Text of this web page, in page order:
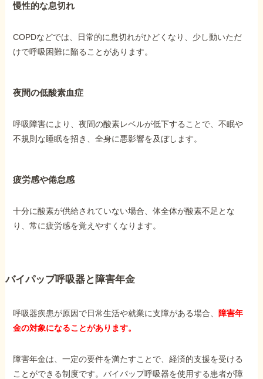
慢性的な息切れ
COPDなどでは、日常的に息切れがひどくなり、少し動いただ
けで呼吸困難に陥ることがあります。
夜間の低酸素血症
呼吸障害により、夜間の酸素レベルが低下することで、不眠や
不規則な睡眠を招き、全身に悪影響を及ぼします。
疲労感や倦怠感
十分に酸素が供給されていない場合、体全体が酸素不足とな
り、常に疲労感を覚えやすくなります。
バイパップ呼吸器と障害年金
呼吸器疾患が原因で日常生活や就業に支障がある場合、
障害年
金の対象になることがあります。
障害年金は、一定の要件を満たすことで、経済的支援を受ける
ことができる制度です。バイパップ呼吸器を使用する患者が障